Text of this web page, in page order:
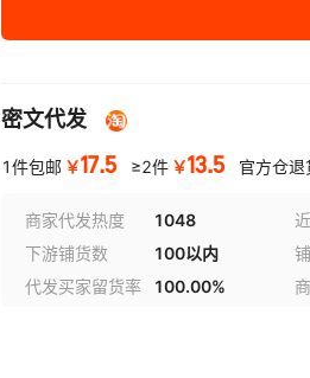
密文代发
1件包邮 ￥17.5 ≥2件 ￥13.5 官方仓
商家代发热度 1048
下游铺货数
100以内
代发买家留货率
100.00%